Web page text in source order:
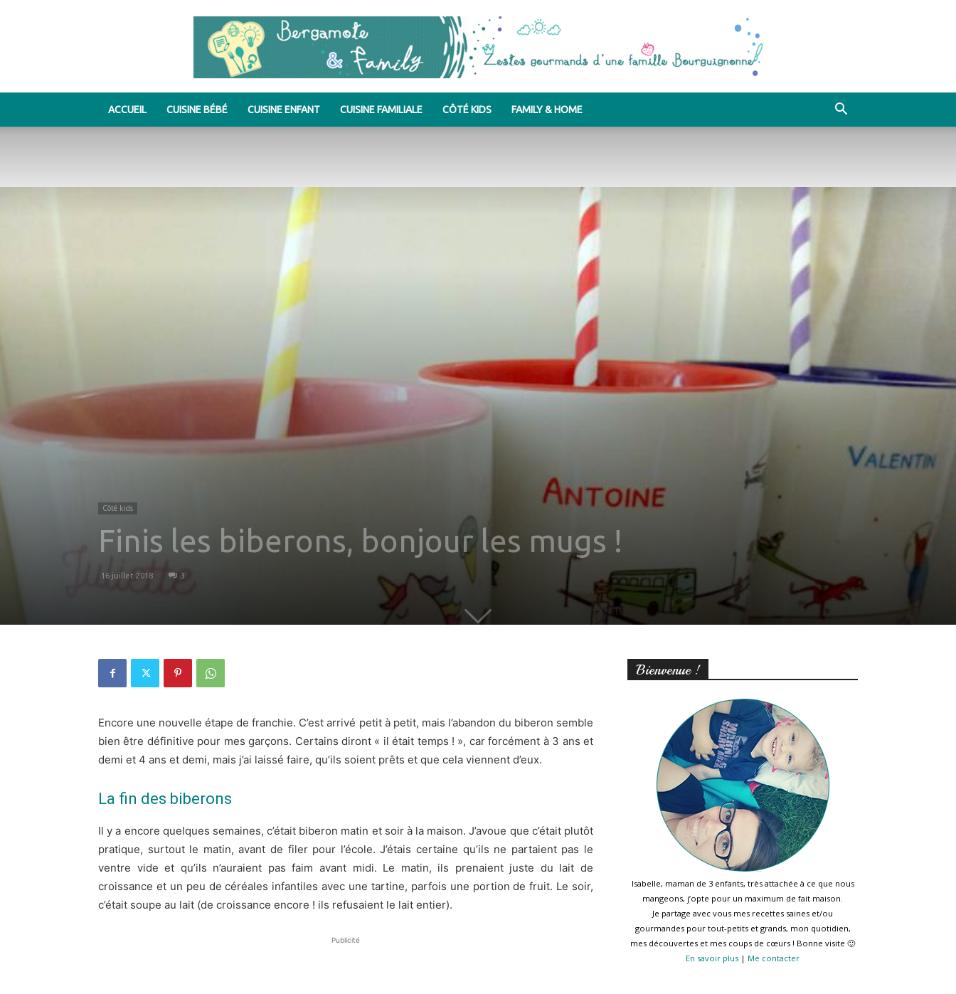
ACCUEIL CUISINE BÉBÉ CUISINE ENFANT CUISINE FAMILIALE CÔTÉ KIDS FAMILY & HOME
Côté kids
Finis les biberons, bonjour les mugs !
16 juillet 2018 3
Encore une nouvelle étape de franchie. C’est arrivé petit à petit, mais l’abandon du biberon semble
bien être définitive pour mes garçons. Certains diront « il était temps ! », car forcément à 3 ans et
demi et 4 ans et demi, mais j’ai laissé faire, qu’ils soient prêts et que cela viennent d’eux.
La fin des biberons
Il y a encore quelques semaines, c’était biberon matin et soir à la maison. J’avoue que c’était plutôt
pratique, surtout le matin, avant de filer pour l’école. J’étais certaine qu’ils ne partaient pas le
ventre vide et qu’ils n’auraient pas faim avant midi. Le matin, ils prenaient juste du lait de
croissance et un peu de céréales infantiles avec une tartine, parfois une portion de fruit. Le soir,
c’était soupe au lait (de croissance encore ! ils refusaient le lait entier).
Publicité
Bienvenue !
Isabelle, maman de 3 enfants, très attachée à ce que nous
mangeons, j’opte pour un maximum de fait maison.
Je partage avec vous mes recettes saines et/ou
gourmandes pour tout-petits et grands, mon quotidien,
mes découvertes et mes coups de cœurs ! Bonne visite 🙂
En savoir plus | Me contacter